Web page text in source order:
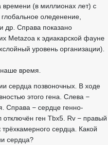
времени (в миллионах лет) с
оледенение,
др. Справа показано
Metazoa к эдиакарской фауне
уровень организации).
наше время.
сердца позвоночных. В ходе
этого гена. Слева −
Справа − сердце генно-
отключён ген Tbx5. Rv − правый
сердца. Какой
сердца?